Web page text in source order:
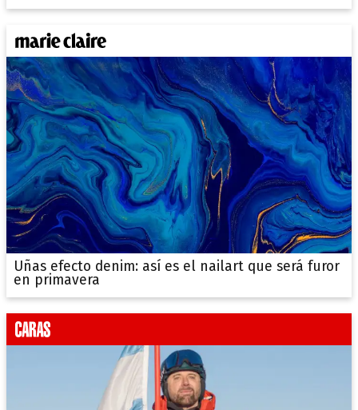
Uñas efecto denim: así es el nailart que será furor
en primavera